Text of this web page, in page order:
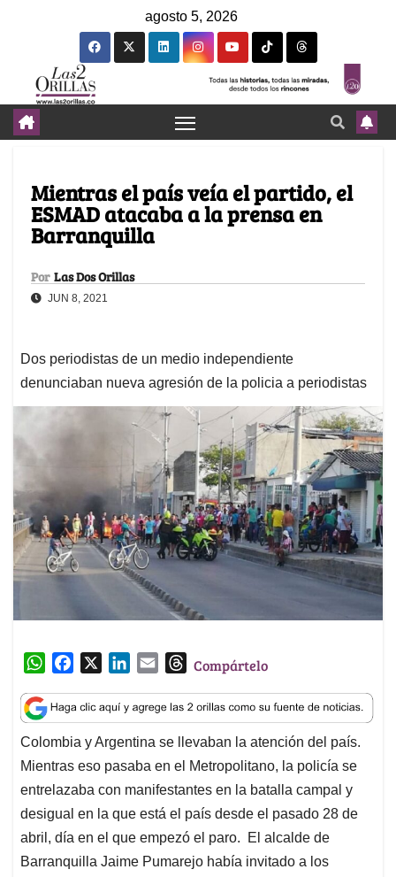
agosto 5, 2026
Mientras el país veía el partido, el
ESMAD atacaba a la prensa en
Barranquilla
Por Las Dos Orillas
JUN 8, 2021
Dos periodistas de un medio independiente
denunciaban nueva agresión de la policia a periodistas
W
a
t
s
A
p
p
c
e
b
o
o
k
n
k
e
d
I
n
a
i
l
T
r
e
a
d
s
Compártelo
Colombia y Argentina se llevaban la atención del país.
Mientras eso pasaba en el Metropolitano, la policía se
entrelazaba con manifestantes en la batalla campal y
desigual en la que está el país desde el pasado 28 de
abril, día en el que empezó el paro. El alcalde de
Barranquilla Jaime Pumarejo había invitado a los